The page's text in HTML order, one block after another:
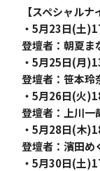
【スペシャル
・5月23日(土
登壇者：朝夏ま
・5月25日(月
登壇者：笹本玲
・5月26日(火
登壇者：上川一
・5月28日(木
登壇者：濱田め
・5月30日(土